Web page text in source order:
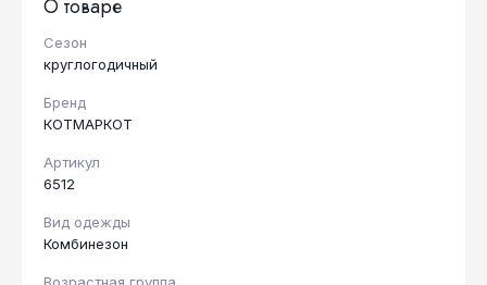
О товаре
Сезон
круглогодичный
Бренд
КОТМАРКОТ
Артикул
6512
Вид одежды
Комбинезон